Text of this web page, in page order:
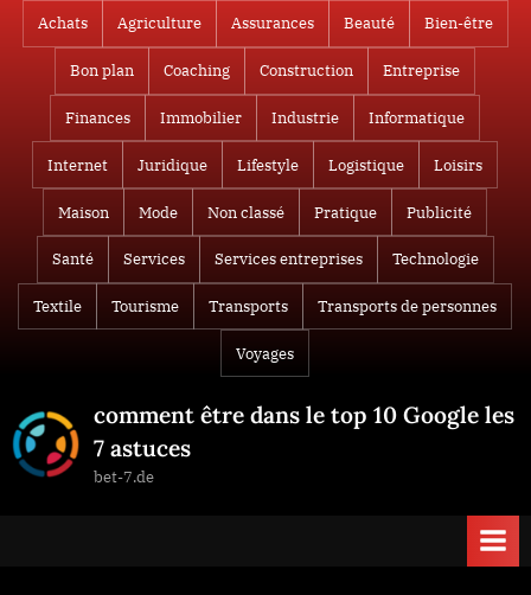
Achats Agriculture Assurances Beauté Bien-être
Bon plan Coaching Construction Entreprise
Finances Immobilier Industrie Informatique
Internet Juridique Lifestyle Logistique Loisirs
Maison Mode Non classé Pratique Publicité
Santé Services Services entreprises Technologie
Textile Tourisme Transports Transports de personnes
Voyages
comment être dans le top 10 Google les
7 astuces
bet-7.de